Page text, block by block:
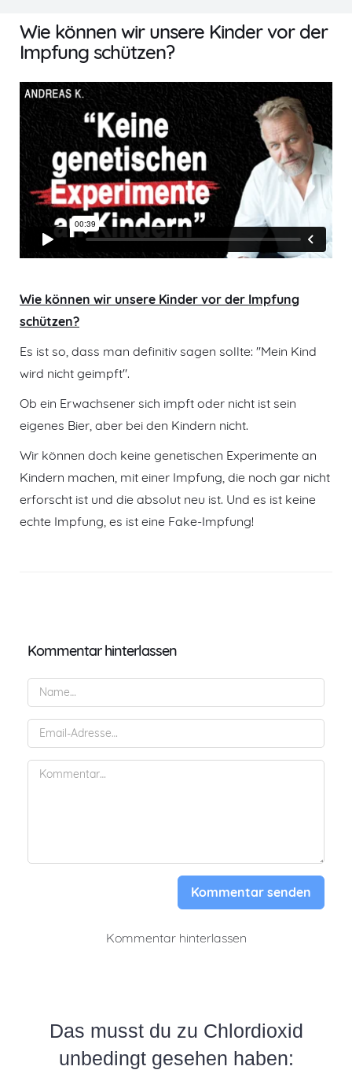
Wie können wir unsere Kinder vor der
Impfung schützen?
Wie können wir unsere Kinder vor der Impfung
schützen?
Es ist so, dass man definitiv sagen sollte: "Mein Kind
wird nicht geimpft".
Ob ein Erwachsener sich impft oder nicht ist sein
eigenes Bier, aber bei den Kindern nicht.
Wir können doch keine genetischen Experimente an
Kindern machen, mit einer Impfung, die noch gar nicht
erforscht ist und die absolut neu ist. Und es ist keine
echte Impfung, es ist eine Fake-Impfung!
Kommentar hinterlassen
Kommentar senden
Kommentar hinterlassen
Das musst du zu Chlordioxid
unbedingt gesehen haben: